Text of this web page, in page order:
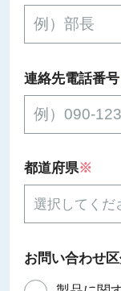
連絡先電話番号
都道府県※
お問い合わせ